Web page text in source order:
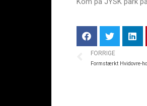
FORRIGE
Formstærkt Hvidovre-